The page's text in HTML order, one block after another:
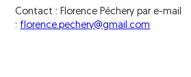
Contact : Florence Péchery par e-mail
: florence.pechery@gmail.com